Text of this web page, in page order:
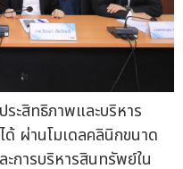
ะสิทธิภาพและบริหาร
ด้ ผ่านโมเดลคลินิกขนาด
การบริหารสินทรัพย์ใน